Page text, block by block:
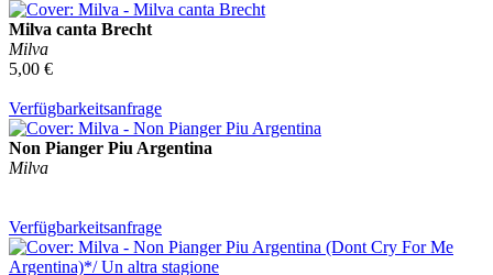
Milva canta Brecht
Milva
5,00 €
Verfügbarkeitsanfrage
Non Pianger Piu Argentina
Milva
Verfügbarkeitsanfrage